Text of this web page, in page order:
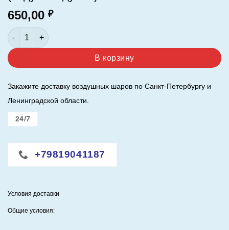
650,00 ₽
Количество товара Шар 34"/86 см. Фигура Голубь,
В корзину
Закажите доставку воздушных шаров по Санкт-Петербургу и
Ленинградской области.
24/7
+79819041187
Условия доставки
Общие условия: